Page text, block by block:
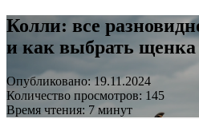
Колли: все
и как выбрать
Опубликовано: 19.11.2024
Количество просмотров: 145
Время чтения: 7 минут